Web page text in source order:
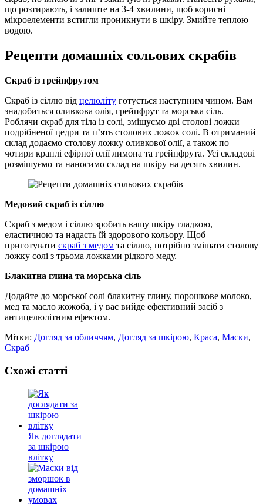
що розтирають, і залиште на 3-4 хвилини, щоб корисні
мікроелементи встигли проникнути в шкіру. Змийте теплою
водою.
Рецепти домашніх сольових скрабів
Скраб із грейпфрутом
Скраб із сіллю від целюліту готується наступним чином. Вам
знадобиться оливкова олія, грейпфрут та морська сіль.
Роблячи скраб для тіла із солі, змішуємо дві столові ложки
подрібненої цедри та п’ять столових ложок солі. В отриманий
склад додаємо столову ложку оливкової олії, а також по
чотири краплі ефірної олії лимона та грейпфрута. Усі складові
розмішуємо та наносимо склад на шкіру на десять хвилин.
Медовий скраб із сіллю
Скраб з медом і сіллю зробить вашу шкіру гладкою,
еластичною та надасть їй здорового кольору. Щоб
приготувати скраб з медом та сіллю, потрібно змішати столову
ложку солі з трьома ложками рідкого меду.
Блакитна глина та морська сіль
Додайте до морської солі блакитну глину, порошкове молоко,
мед та масло жожоба, і у вас вийде ефективний засіб з
антицелюлітним ефектом.
Мітки: Догляд за обличчям, Догляд за шкірою, Краса, Маски,
Скраб
Схожі статті
Як доглядати
за шкірою
влітку